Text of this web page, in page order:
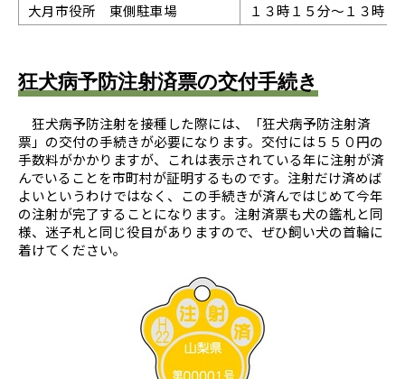
大月市役所 東側駐車場
１３時１５分～１３時４
狂犬病予防注射済票の交付手続き
狂犬病予防注射を接種した際には、「狂犬病予防注射済
票」の交付の手続きが必要になります。交付には５５０円の
手数料がかかりますが、これは表示されている年に注射が済
んでいることを市町村が証明するものです。注射だけ済めば
よいというわけではなく、この手続きが済んではじめて今年
の注射が完了することになります。注射済票も犬の鑑札と同
様、迷子札と同じ役目がありますので、ぜひ飼い犬の首輪に
着けてください。